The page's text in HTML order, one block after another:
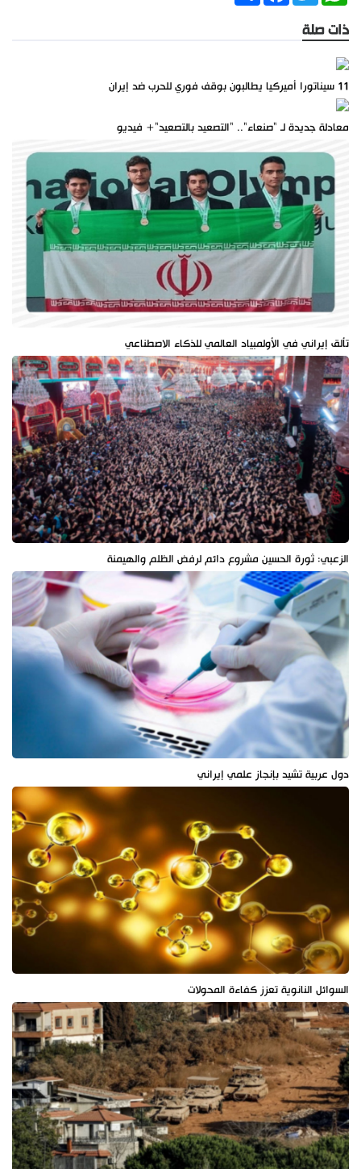
ذات صلة
11 سيناتورا أميركيا يطالبون بوقف فوري للحرب ضد إيران
معادلة جديدة لـ "صنعاء".. "التصعيد بالتصعيد"+ فيديو
تألق إيراني في الأولمبياد العالمي للذكاء الاصطناعي
الزعبي: ثورة الحسين مشروع دائم لرفض الظلم والهيمنة
دول عربية تشيد بإنجاز علمي إيراني
السوائل النانوية تعزز كفاءة المحولات